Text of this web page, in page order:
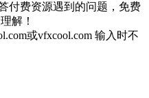
付费资源遇到的问题，免费
解！
或vfxcool.com 输入时不